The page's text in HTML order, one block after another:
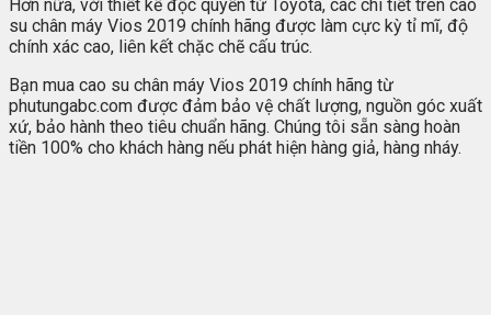
Hơn nữa, với thiết kế độc quyền từ Toyota, các chi tiết trên cao
su chân máy Vios 2019 chính hãng được làm cực kỳ tỉ mĩ, độ
chính xác cao, liên kết chặc chẽ cấu trúc.
Bạn mua cao su chân máy Vios 2019 chính hãng từ
phutungabc.com được đảm bảo vệ chất lượng, nguồn góc xuất
xứ, bảo hành theo tiêu chuẩn hãng. Chúng tôi sẵn sàng hoàn
tiền 100% cho khách hàng nếu phát hiện hàng giả, hàng nháy.